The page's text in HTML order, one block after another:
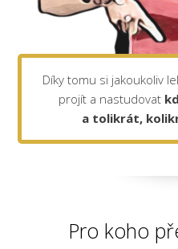
Díky tomu si jakoukoliv
projít a nastudovat
a tolikrát,
Pro koho